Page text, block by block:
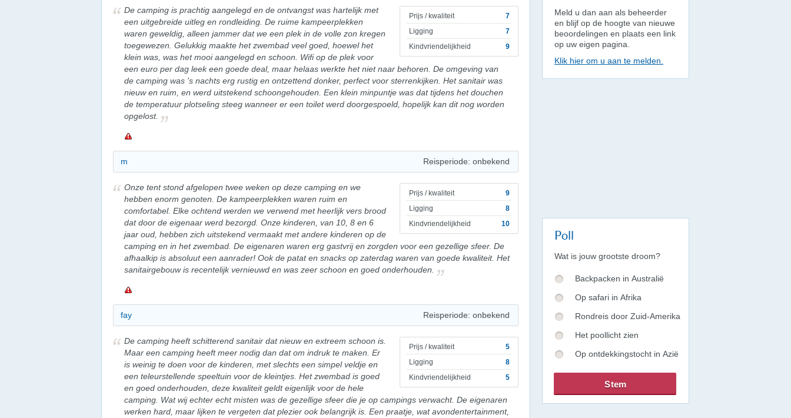
Prijs / kwaliteit
7
Ligging
7
Kindvriendelijkheid
9
De camping is prachtig aangelegd en de ontvangst was hartelijk met
een uitgebreide uitleg en rondleiding. De ruime kampeerplekken
waren geweldig, alleen jammer dat we een plek in de volle zon kregen
toegewezen. Gelukkig maakte het zwembad veel goed, hoewel het
klein was, was het mooi aangelegd en schoon. Wifi op de plek voor
een euro per dag leek een goede deal, maar helaas werkte het niet naar behoren. De omgeving van
de camping was 's nachts erg rustig en ontzettend donker, perfect voor sterrenkijken. Het sanitair was
nieuw en ruim, en werd uitstekend schoongehouden. Een klein minpuntje was dat tijdens het douchen
de temperatuur plotseling steeg wanneer er een toilet werd doorgespoeld, hopelijk kan dit nog worden
opgelost.
m Reisperiode: onbekend
Prijs / kwaliteit
9
Ligging
8
Kindvriendelijkheid
10
Onze tent stond afgelopen twee weken op deze camping en we
hebben enorm genoten. De kampeerplekken waren ruim en
comfortabel. Elke ochtend werden we verwend met heerlijk vers brood
dat door de eigenaar werd bezorgd. Onze kinderen, van 10, 8 en 6
jaar oud, hebben zich uitstekend vermaakt met andere kinderen op de
camping en in het zwembad. De eigenaren waren erg gastvrij en zorgden voor een gezellige sfeer. De
afhaalkip is absoluut een aanrader! Ook de patat en snacks op zaterdag waren van goede kwaliteit. Het
sanitairgebouw is recentelijk vernieuwd en was zeer schoon en goed onderhouden.
fay Reisperiode: onbekend
Prijs / kwaliteit
5
Ligging
8
Kindvriendelijkheid
5
De camping heeft schitterend sanitair dat nieuw en extreem schoon is.
Maar een camping heeft meer nodig dan dat om indruk te maken. Er
is weinig te doen voor de kinderen, met slechts een simpel veldje en
een teleurstellende speeltuin voor de kleintjes. Het zwembad is goed
en goed onderhouden, deze kwaliteit geldt eigenlijk voor de hele
camping. Wat wij echter echt misten was de gezellige sfeer die je op campings verwacht. De eigenaren
werken hard, maar lijken te vergeten dat plezier ook belangrijk is. Een praatje, wat avondentertainment,
Meld u dan aan als beheerder
en blijf op de hoogte van nieuwe
beoordelingen en plaats een link
op uw eigen pagina.
Klik hier om u aan te melden.
Poll
Wat is jouw grootste droom?
Backpacken in Australië
Op safari in Afrika
Rondreis door Zuid-Amerika
Het poollicht zien
Op ontdekkingstocht in Azië